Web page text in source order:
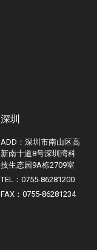
深圳
ADD：深圳市南山区高
新南十道8号深圳湾科
技生态园9A栋2709室
TEL：0755-86281200
FAX：0755-86281234